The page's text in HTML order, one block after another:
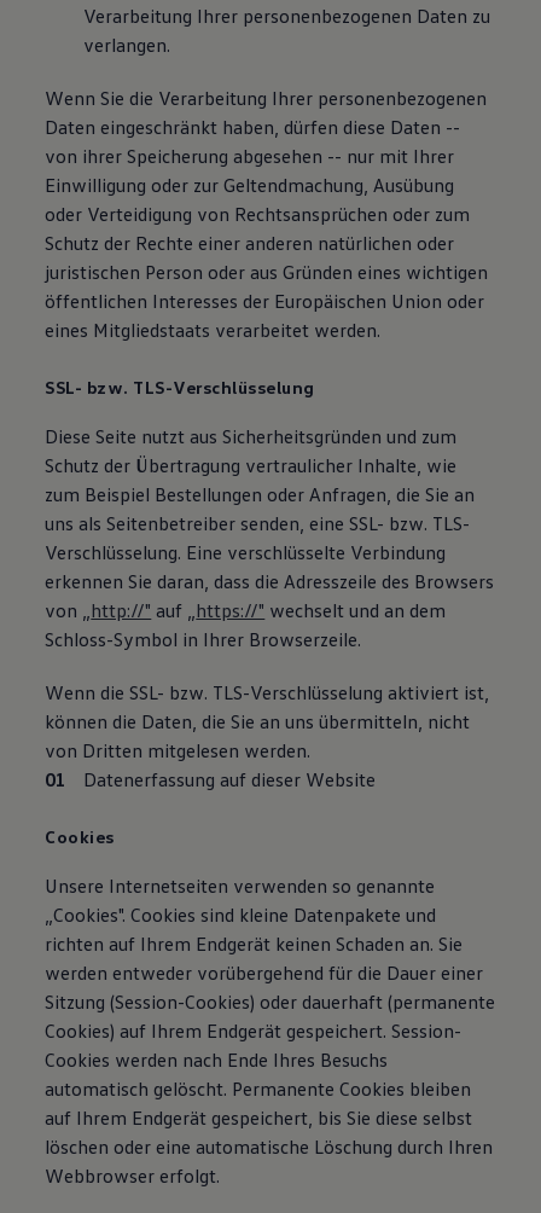
Verarbeitung Ihrer personenbezogenen Daten zu
verlangen.
Wenn Sie die Verarbeitung Ihrer personenbezogenen
Daten eingeschränkt haben, dürfen diese Daten --
von ihrer Speicherung abgesehen -- nur mit Ihrer
Einwilligung oder zur Geltendmachung, Ausübung
oder Verteidigung von Rechtsansprüchen oder zum
Schutz der Rechte einer anderen natürlichen oder
juristischen Person oder aus Gründen eines wichtigen
öffentlichen Interesses der Europäischen Union oder
eines Mitgliedstaats verarbeitet werden.
SSL- bzw. TLS-Verschlüsselung
Diese Seite nutzt aus Sicherheitsgründen und zum
Schutz der Übertragung vertraulicher Inhalte, wie
zum Beispiel Bestellungen oder Anfragen, die Sie an
uns als Seitenbetreiber senden, eine SSL- bzw. TLS-
Verschlüsselung. Eine verschlüsselte Verbindung
erkennen Sie daran, dass die Adresszeile des Browsers
von „http://" auf „https://" wechselt und an dem
Schloss-Symbol in Ihrer Browserzeile.
Wenn die SSL- bzw. TLS-Verschlüsselung aktiviert ist,
können die Daten, die Sie an uns übermitteln, nicht
von Dritten mitgelesen werden.
Datenerfassung auf dieser Website
Cookies
Unsere Internetseiten verwenden so genannte
„Cookies". Cookies sind kleine Datenpakete und
richten auf Ihrem Endgerät keinen Schaden an. Sie
werden entweder vorübergehend für die Dauer einer
Sitzung (Session-Cookies) oder dauerhaft (permanente
Cookies) auf Ihrem Endgerät gespeichert. Session-
Cookies werden nach Ende Ihres Besuchs
automatisch gelöscht. Permanente Cookies bleiben
auf Ihrem Endgerät gespeichert, bis Sie diese selbst
löschen oder eine automatische Löschung durch Ihren
Webbrowser erfolgt.